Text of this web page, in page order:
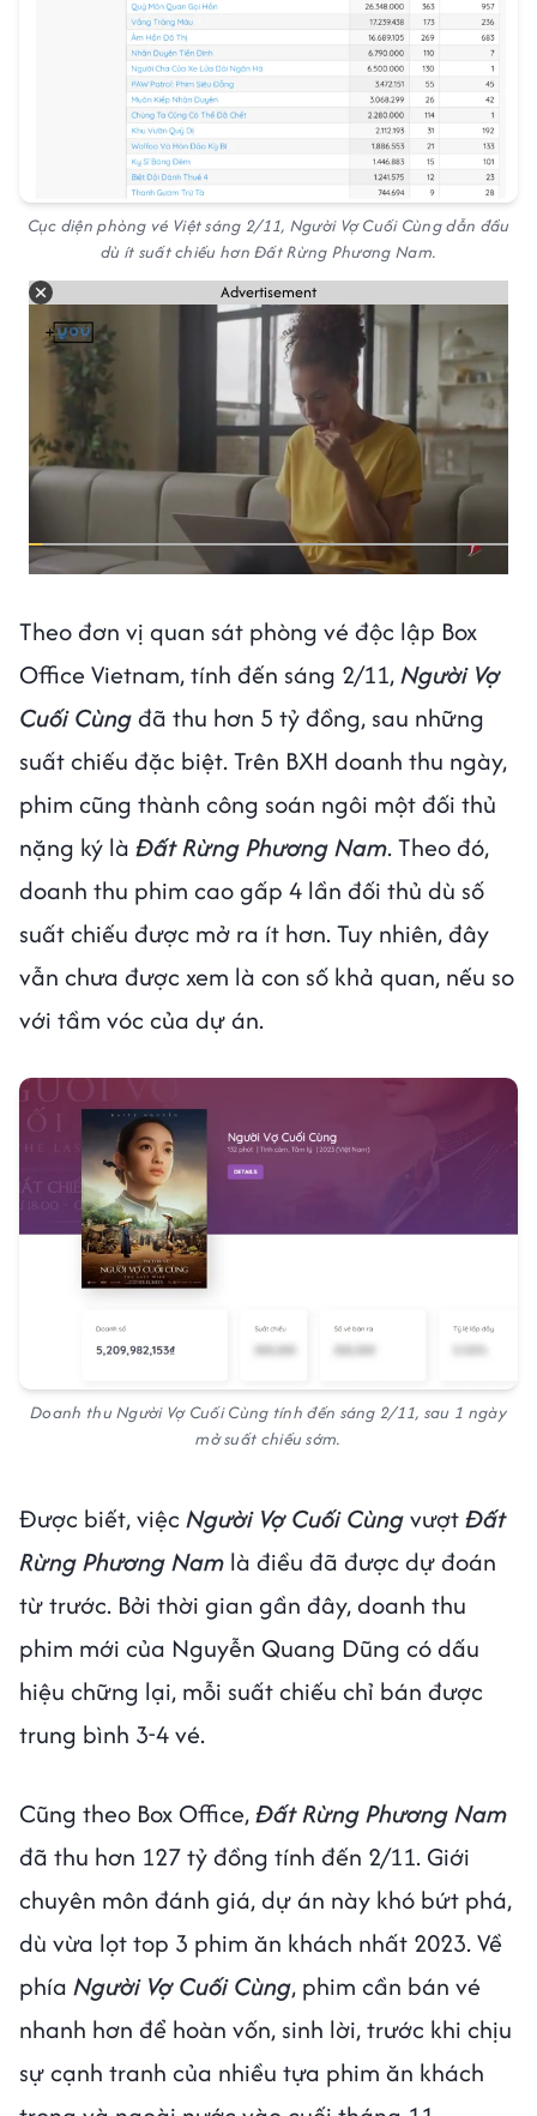
Cục diện phòng vé Việt sáng 2/11, Người Vợ Cuối Cùng dẫn đầu
dù ít suất chiếu hơn Đất Rừng Phương Nam.
Advertisement
Theo đơn vị quan sát phòng vé độc lập Box
Office Vietnam, tính đến sáng 2/11,Người Vợ
Cuối Cùngđã thu hơn 5 tỷ đồng, sau những
suất chiếu đặc biệt. Trên BXH doanh thu ngày,
phim cũng thành công soán ngôi một đối thủ
nặng ký là Đất Rừng Phương Nam. Theo đó,
doanh thu phim cao gấp 4 lần đối thủ dù số
suất chiếu được mở ra ít hơn. Tuy nhiên, đây
vẫn chưa được xem là con số khả quan, nếu so
với tầm vóc của dự án.
Doanh thu Người Vợ Cuối Cùng tính đến sáng 2/11, sau 1 ngày
mở suất chiếu sớm.
Được biết, việc Người Vợ Cuối CùngvượtĐất
Rừng Phương Nam là điều đã được dự đoán
từ trước. Bởi thời gian gần đây, doanh thu
phim mới của Nguyễn Quang Dũng có dấu
hiệu chững lại, mỗi suất chiếu chỉ bán được
trung bình 3-4 vé.
Cũng theo Box Office,Đất Rừng Phương Nam
đã thu hơn 127 tỷ đồng tính đến 2/11. Giới
chuyên môn đánh giá, dự án này khó bứt phá,
dù vừa lọt top 3 phim ăn khách nhất 2023. Về
phía Người Vợ Cuối Cùng, phim cần bán vé
nhanh hơn để hoàn vốn, sinh lời, trước khi chịu
sự cạnh tranh của nhiều tựa phim ăn khách